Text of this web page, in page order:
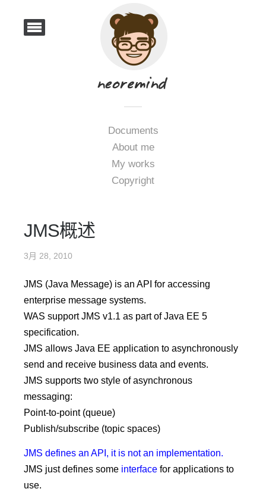
Documents
About me
My works
Copyright
JMS概述
3月 28, 2010
JMS (Java Message) is an API for accessing
enterprise message systems.
WAS support JMS v1.1 as part of Java EE 5
specification.
JMS allows Java EE application to asynchronously
send and receive business data and events.
JMS supports two style of asynchronous
messaging:
Point-to-point (queue)
Publish/subscribe (topic spaces)
JMS defines an API, it is not an implementation.
JMS just defines some interface for applications to
use.